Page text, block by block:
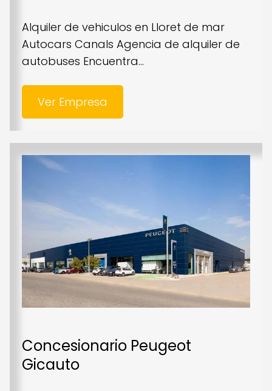
Alquiler de vehiculos en Lloret de mar
Autocars Canals Agencia de alquiler de
autobuses Encuentra...
Ver Empresa
Concesionario Peugeot
Gicauto